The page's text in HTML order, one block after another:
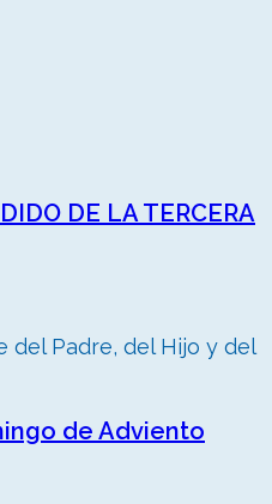
DE LA TERCERA
del Padre, del Hijo y del
de Adviento